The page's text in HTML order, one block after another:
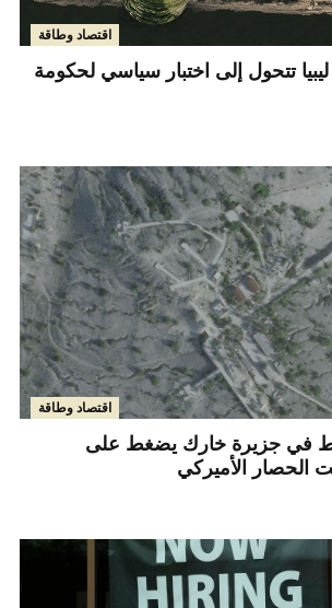
اقتصاد وطاقة
تتحول إلى اختبار سياسي لحكومة
اقتصاد وطاقة
في جزيرة خارك يضغط على
الحصار الأميركي